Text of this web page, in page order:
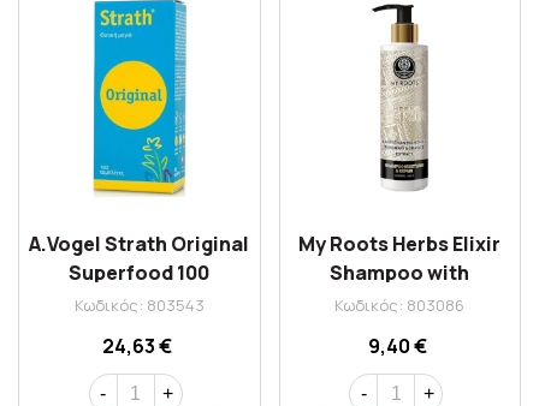
A.Vogel Strath Original
Superfood 100
ταμπλέτες
Κωδικός: 803543
24,63 €
- +
My Roots Herbs Elixir
Shampoo with
Rosemary & Orange
Κωδικός: 803086
9,40 €
- +